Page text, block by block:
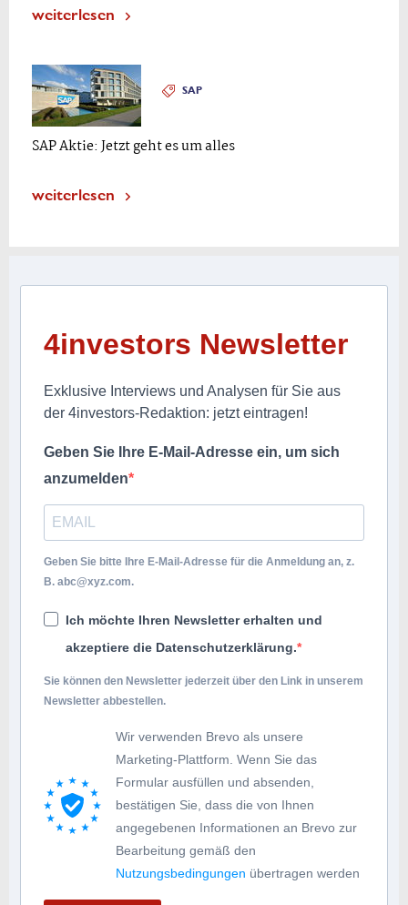
weiterlesen
SAP
SAP Aktie: Jetzt geht es um alles
weiterlesen
4investors Newsletter
Exklusive Interviews und Analysen für Sie aus
der 4investors-Redaktion: jetzt eintragen!
Geben Sie Ihre E-Mail-Adresse ein, um sich
anzumelden
Geben Sie bitte Ihre E-Mail-Adresse für die Anmeldung an, z.
B. abc@xyz.com.
Ich möchte Ihren Newsletter erhalten und
akzeptiere die Datenschutzerklärung.
Sie können den Newsletter jederzeit über den Link in unserem
Newsletter abbestellen.
Wir verwenden Brevo als unsere
Marketing-Plattform. Wenn Sie das
Formular ausfüllen und absenden,
bestätigen Sie, dass die von Ihnen
angegebenen Informationen an Brevo zur
Bearbeitung gemäß den
Nutzungsbedingungen übertragen werden